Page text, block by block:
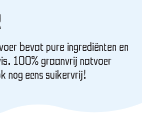
bevat pure ingrediënten en
100% graanvrij natvoer
nog eens suikervrij!